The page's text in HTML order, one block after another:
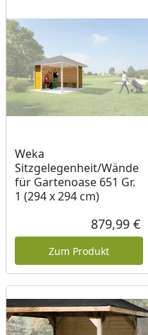
Weka
Sitzgelegenheit/Wände
für Gartenoase 651 Gr.
1 (294 x 294 cm)
879,99 €
Zum Produkt